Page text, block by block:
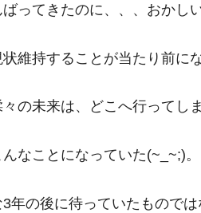
ってきたのに、、、おかし
維持することが当たり前に
の未来は、どこへ行ってし
なことになっていた(~_~;)。
年の後に待っていたものでは